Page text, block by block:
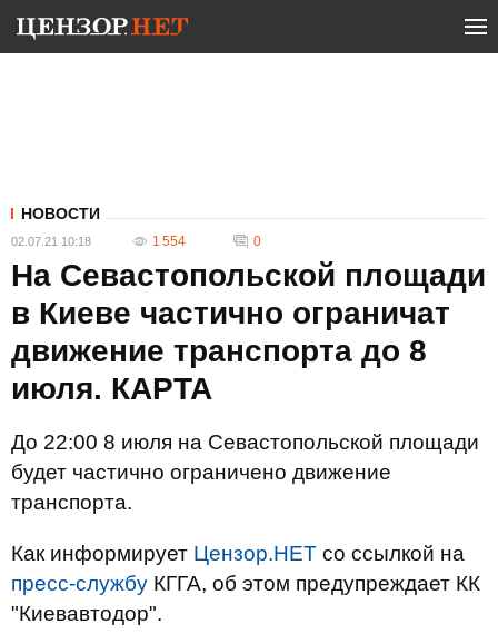
НОВОСТИ
02.07.21 10:18 1 554 0
На Севастопольской площади
в Киеве частично ограничат
движение транспорта до 8
июля. КАРТА
До 22:00 8 июля на Севастопольской площади
будет частично ограничено движение
транспорта.
Как информирует Цензор.НЕТ со ссылкой на
пресс-службу КГГА, об этом предупреждает КК
"Киевавтодор".